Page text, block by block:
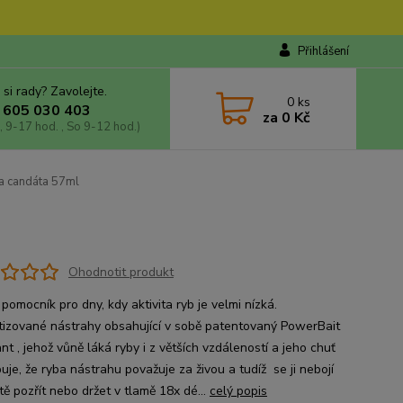
Přihlášení
rady? Zavolejte.
030 403
9-17 hod. , So 9-12 hod.)
0 ks
za 0 Kč
candáta 57ml
Ohodnotit produkt
pro dny, kdy aktivita ryb je velmi nízká.
nástrahy obsahující v sobě patentovaný PowerBait
, jehož vůně láká ryby i z větších vzdáleností a jeho chuť
že ryba nástrahu považuje za živou a tudíž se ji nebojí
pozřít nebo držet v tlamě 18x dé... celý popis